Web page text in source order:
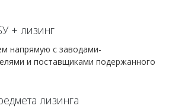
+ лизинг
напрямую с заводами-
и поставщиками подержанного
лизинга